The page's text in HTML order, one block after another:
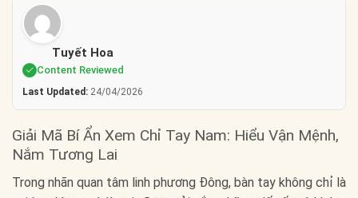
Tuyết Hoa
Content Reviewed
Last Updated: 24/04/2026
Giải Mã Bí Ẩn Xem Chỉ Tay Nam: Hiểu Vận Mệnh,
Nắm Tương Lai
Trong nhãn quan tâm linh phương Đông, bàn tay không chỉ là